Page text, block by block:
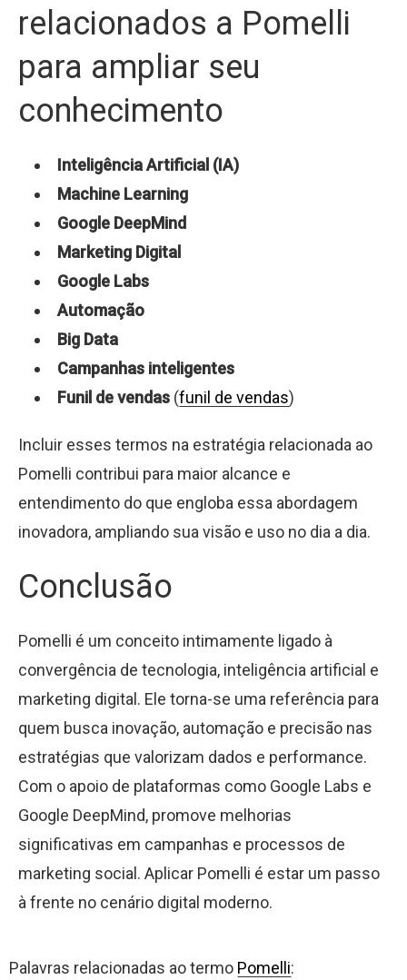
relacionados a Pomelli
para ampliar seu
conhecimento
Inteligência Artificial (IA)
Machine Learning
Google DeepMind
Marketing Digital
Google Labs
Automação
Big Data
Campanhas inteligentes
Funil de vendas (funil de vendas)
Incluir esses termos na estratégia relacionada ao
Pomelli contribui para maior alcance e
entendimento do que engloba essa abordagem
inovadora, ampliando sua visão e uso no dia a dia.
Conclusão
Pomelli é um conceito intimamente ligado à
convergência de tecnologia, inteligência artificial e
marketing digital. Ele torna-se uma referência para
quem busca inovação, automação e precisão nas
estratégias que valorizam dados e performance.
Com o apoio de plataformas como Google Labs e
Google DeepMind, promove melhorias
significativas em campanhas e processos de
marketing social. Aplicar Pomelli é estar um passo
à frente no cenário digital moderno.
Palavras relacionadas ao termo Pomelli: